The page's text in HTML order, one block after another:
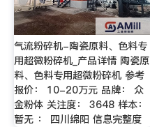
气流粉碎机-陶瓷原料、色料专
用超微粉碎机_产品详情 陶瓷原
料、色料专用超微粉碎机 参考
报价： 10-20万元 品牌： 众
金粉体 关注度： 3648 样本：
暂无 ： 四川绵阳 信息完整度